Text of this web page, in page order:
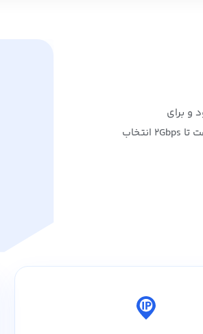
و برای
سرویس‌های پرترافیک کم نیاورد، اینجا گزینه مناسب شماست. مسکو با پورت پرسرعت تا 2Gbps انتخاب